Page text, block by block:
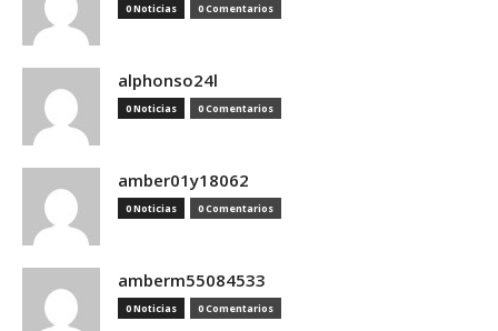
0 Noticias 0 Comentarios
alphonso24l
0 Noticias 0 Comentarios
amber01y18062
0 Noticias 0 Comentarios
amberm55084533
0 Noticias 0 Comentarios